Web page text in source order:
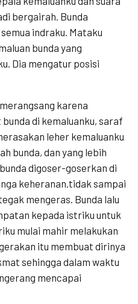
bergairah. Bunda
indraku. Mataku
bunda yang
Dia mengatur posisi
karena
di kemaluanku, saraf
leher kemaluanku
bunda, dan yang lebih
digoser-goserkan di
keheranan.tidak sampai
mengeras. Bunda lalu
kepada istriku untuk
mulai mahir melakukan
itu membuat dirinya
sehingga dalam waktu
mencapai